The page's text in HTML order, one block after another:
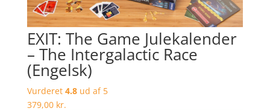
EXIT: The Game Julekalender
– The Intergalactic Race
(Engelsk)
Vurderet 4.8ud af 5
379,00 kr.